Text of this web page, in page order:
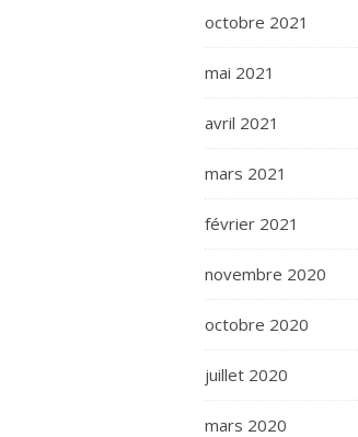
octobre 2021
mai 2021
avril 2021
mars 2021
février 2021
novembre 2020
octobre 2020
juillet 2020
mars 2020